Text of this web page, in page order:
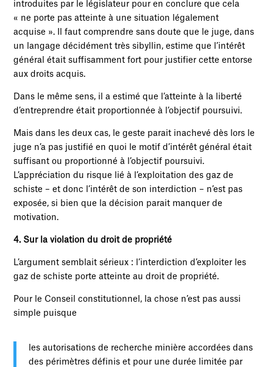
introduites par le législateur pour en conclure que cela
« ne porte pas atteinte à une situation légalement
acquise ». Il faut comprendre sans doute que le juge, dans
un langage décidément très sibyllin, estime que l’intérêt
général était suffisamment fort pour justifier cette entorse
aux droits acquis.
Dans le même sens, il a estimé que l’atteinte à la liberté
d’entreprendre était proportionnée à l’objectif poursuivi.
Mais dans les deux cas, le geste parait inachevé dès lors le
juge n’a pas justifié en quoi le motif d’intérêt général était
suffisant ou proportionné à l’objectif poursuivi.
L’appréciation du risque lié à l’exploitation des gaz de
schiste – et donc l’intérêt de son interdiction – n’est pas
exposée, si bien que la décision parait manquer de
motivation.
4. Sur la violation du droit de propriété
L’argument semblait sérieux : l’interdiction d’exploiter les
gaz de schiste porte atteinte au droit de propriété.
Pour le Conseil constitutionnel, la chose n’est pas aussi
simple puisque
les autorisations de recherche minière accordées dans
des périmètres définis et pour une durée limitée par